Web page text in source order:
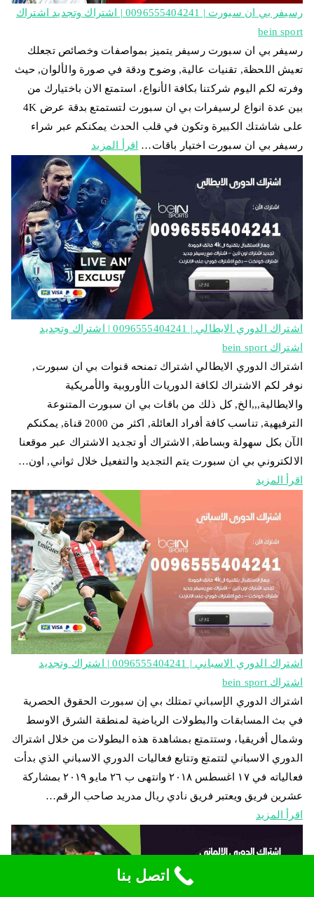
رسيفر بي ان سبورت | 0096555404241 | اشتراك وتجديد اشتراك
bein sport
رسيفر بي ان سبورت رسيفر يتميز بمواصفات وخصائص تجعلك
تعيش اللحظة, تقنيات عالية, وضوح ودقة في صورة والألوان, حيث
وفرته لكم اليوم شركتنا بكافة الأنواع، استمتع الان باختيارك من
بين عدة انواع لرسيفرات بي ان سبورت لتستمتع بدقة عرض 4K
على شاشتك الكبيرة وتكون في قلب الحدث يمكنكم عبر شراء
رسيفر بي ان سبورت اختيار باقات…
اقرأ المزيد
اشتراك الدوري الايطالي | 0096555404241 | اشتراك وتجديد
اشتراك bein sport
اشتراك الدوري الايطالي اشتراك تمنحه قنوات بي ان سبورت,
نوفر لكم الاشتراك لكافة الدوريات الأوروبية والأمريكية
والايطالية,,,الخ, كل ذلك من باقات بي ان سبورت المتنوعة
الترفيهية, تناسب كافة أفراد العائلة, اكثر من 2000 قناة, يمكنكم
الآن بكل سهولة وبساطة, الاشتراك أو تجديد الاشتراك عبر موقعنا
الالكتروني بي ان سبورت يتم التجديد والتفعيل خلال ثواني, اون…
اقرأ المزيد
اشتراك الدوري الاسباني | 0096555404241 | اشتراك وتجديد
اشتراك bein sport
اشتراك الدوري الإسباني تمتلك بي إن سبورت الحقوق الحصرية
في بث المسابقات والبطولات الرياضية لمنطقة الشرق الاوسط
وشمال أفريقيا، وستتمتع بمشاهدة هذه البطولات من خلال اشتراك
الدوري الاسباني لتتمتع وتتابع فعاليات الدوري الاسباني الذي بدأت
فعالياته في ١٧ اغسطس ٢٠١٨ وانتهى ب ٢٦ مايو ٢٠١٩ بمشاركة
عشرين فريق ويعتبر فريق نادي ريال مدريد صاحب الرقم…
اقرأ المزيد
اتصل بنا